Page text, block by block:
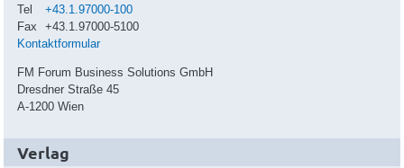
Tel
+43.1.97000-100
Fax
+43.1.97000-5100
Kontaktformular
FM Forum Business Solutions GmbH
Dresdner Straße 45
A-1200 Wien
Verlag